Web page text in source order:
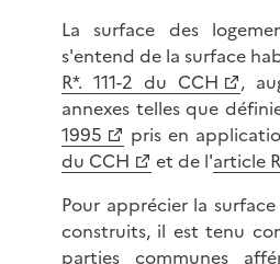
La surface des
s'entend de la surface
R*. 111-2 du CCH
,
annexes telles que
1995
pris en
du CCH
et de l'article
Pour apprécier la
construits, il est tenu
parties communes